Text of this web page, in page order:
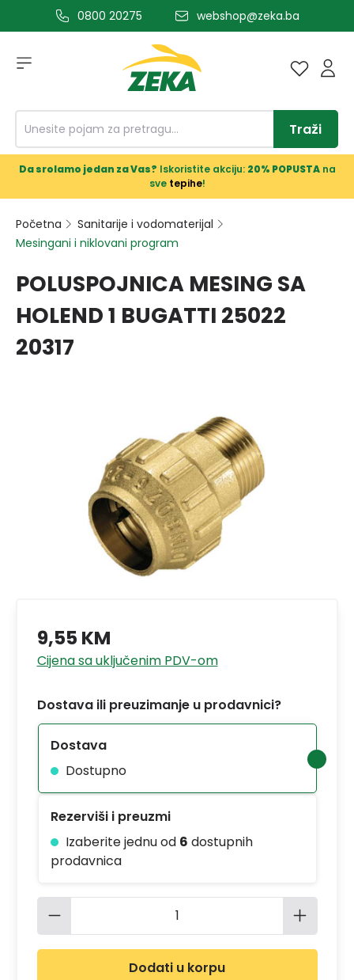
glavni sadržaj0800 20275 webshop@zeka.ba
Traži
Da srolamo jedan za Vas? Iskoristite akciju: 20% POPUSTAna
sve tepihe!
Početna
Sanitarije i vodomaterijal
Mesingani i niklovani program
POLUSPOJNICA MESING SA
HOLEND 1 BUGATTI 25022
20317
9,55 KM
Cijena sa uključenim PDV-om
Dostava ili preuzimanje u prodavnici?
Dostava
Dostupno
Rezerviši i preuzmi
Izaberite jednu od 6 dostupnih
prodavnica
Količina proizvoda: Unesite
Dodati u korpu